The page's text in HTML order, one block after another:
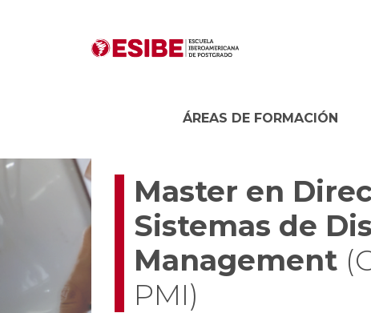
ÁREAS DE FORMACIÓN
Master en
Sistemas de
Management
PMI)